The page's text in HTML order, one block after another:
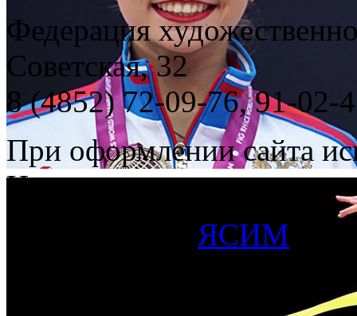
Федерация
Советская, 32
8 (4852) 72-09-76, 91-02-
При оформлении сайта
Наумова
ЯСИМ